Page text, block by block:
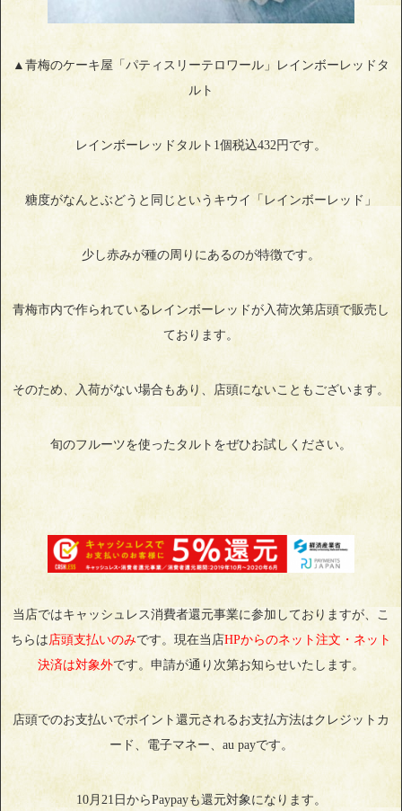
▲青梅のケーキ屋「パティスリーテロワール」レインボーレッドタ
ルト
レインボーレッドタルト1個税込432円です。
糖度がなんとぶどうと同じというキウイ「レインボーレッド」
少し赤みが種の周りにあるのが特徴です。
青梅市内で作られているレインボーレッドが入荷次第店頭で販売し
ております。
そのため、入荷がない場合もあり、店頭にないこともございます。
旬のフルーツを使ったタルトをぜひお試しください。
当店ではキャッシュレス消費者還元事業に参加しておりますが、こ
ちらは 店頭支払いのみです。現在当店HPからのネット注文・ネット
決済は対象外です。申請が通り次第お知らせいたします。
店頭でのお支払いでポイント還元されるお支払方法はクレジットカ
ード、電子マネー、au payです。
10月21日からPaypayも還元対象になります。